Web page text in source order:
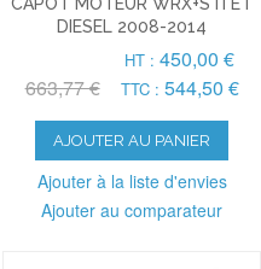
DIESEL 2008-2014
663,77 €
HT : 450,00 €
TTC : 544,50 €
AJOUTER AU PANIER
Ajouter à la liste d'envies
Ajouter au comparateur